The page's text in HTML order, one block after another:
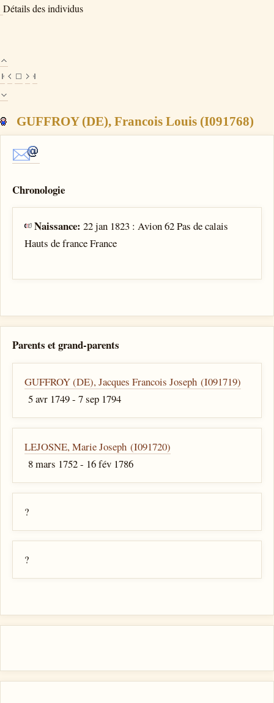
Détails des individus
GUFFROY (DE), Francois Louis (I091768)
Chronologie
Naissance:22 jan 1823 : Avion 62 Pas de calais
Hauts de france France
Parents et grand-parents
GUFFROY (DE), Jacques Francois Joseph (I091719)
5 avr 1749 - 7 sep 1794
LEJOSNE, Marie Joseph (I091720)
8 mars 1752 - 16 fév 1786
?
?